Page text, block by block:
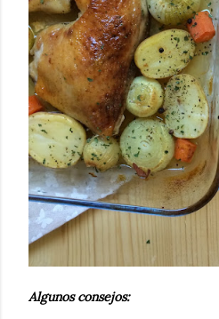
Algunos consejos: